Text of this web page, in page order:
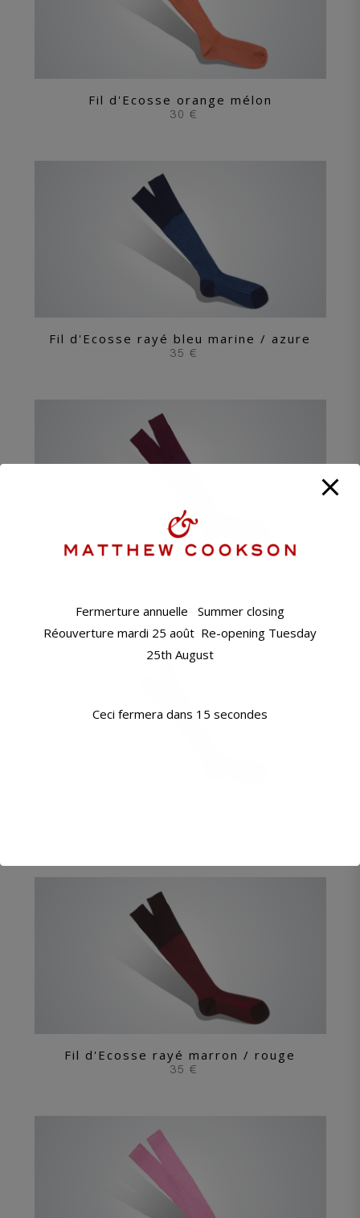
Fil d'Ecosse orange mélon
30 €
Fil d'Ecosse rayé bleu marine / azure
35 €
Fil d'Ecosse rayé marron / rouge
35 €
Fermerture annuelle Summer closing
Réouverture mardi 25 août Re-opening Tuesday
25th August
Ceci fermera dans 14 secondes